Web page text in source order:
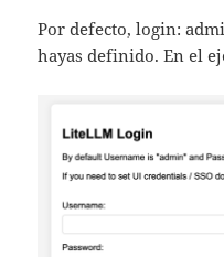
Por defecto, login:
hayas definido. En el